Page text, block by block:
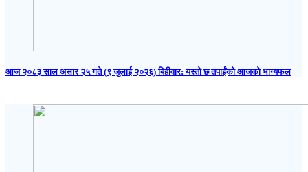
आज २०८३ साल असार २५ गते (९ जुलाई २०२६) बिहीवार: यस्तो छ तपाईंको आजको भाग्यफल